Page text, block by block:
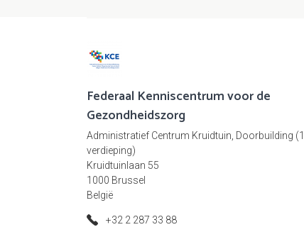
Federaal Kenniscentrum voor de
Gezondheidszorg
Administratief Centrum Kruidtuin, Doorbuilding
verdieping)
Kruidtuinlaan 55
1000 Brussel
België
+32 2 287 33 88